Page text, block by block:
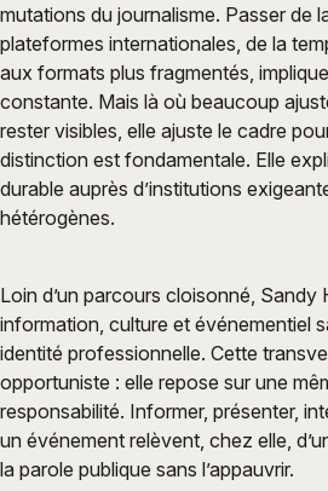
mutations du journalisme. Passer de
plateformes internationales, de la
aux formats plus fragmentés,
constante. Mais là où beaucoup
rester visibles, elle ajuste le cadre
distinction est fondamentale. Elle
durable auprès d’institutions
hétérogènes.
Loin d’un parcours cloisonné, Sandy
information, culture et événementiel
identité professionnelle. Cette
opportuniste : elle repose sur une
responsabilité. Informer, présenter,
un événement relèvent, chez elle,
la parole publique sans l’appauvrir.